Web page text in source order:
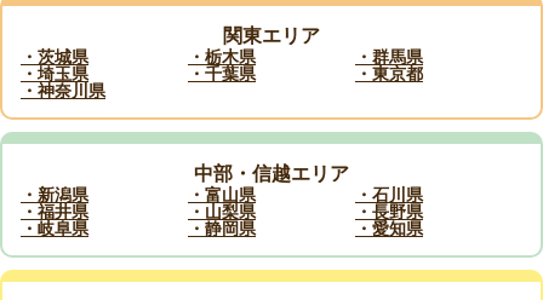
関東エリア
・茨城県 ・栃木県
・群馬県
・埼玉県
・千葉県
・東京都
・神奈川県
中部・信越エリア
・新潟県 ・富山県
・石川県
・福井県
・山梨県
・長野県
・岐阜県
・静岡県 ・愛知県